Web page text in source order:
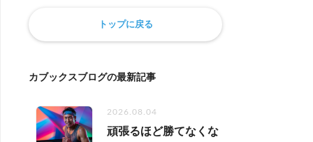
トップに戻る
カブックスブログの最新記事
2026.08.04
頑張るほど勝てなくな